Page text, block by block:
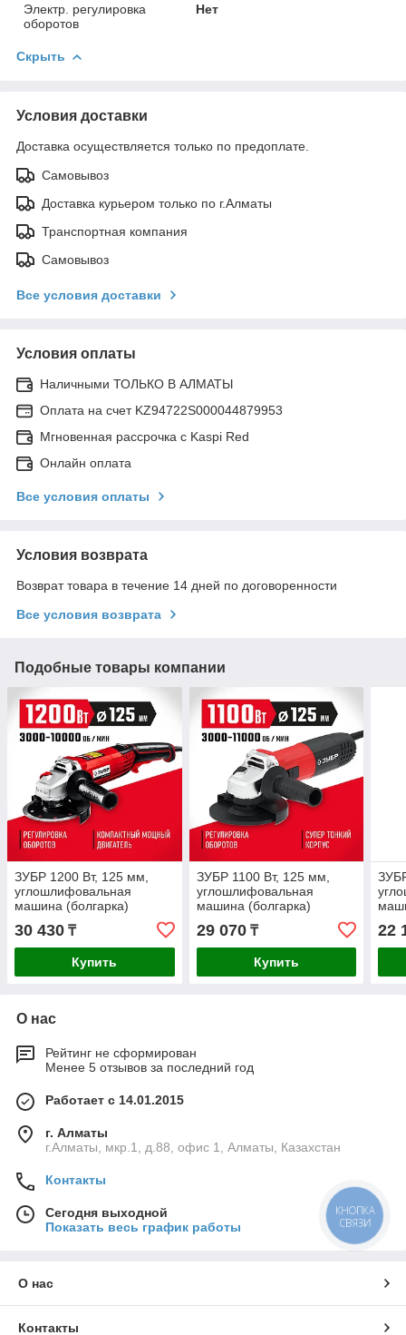
Электр. регулировка
оборотов
Нет
Скрыть
Условия доставки
Доставка осуществляется только по предоплате.
Самовывоз
Доставка курьером только по г.Алматы
Транспортная компания
Самовывоз
Все условия доставки
Условия оплаты
Наличными ТОЛЬКО В АЛМАТЫ
Оплата на счет KZ94722S000044879953
Мгновенная рассрочка с Kaspi Red
Онлайн оплата
Все условия оплаты
Условия возврата
Возврат товара в течение 14 дней по договоренности
Все условия возврата
Подобные товары компании
ЗУБР 1200 Вт, 125 мм,
углошлифовальная
машина (болгарка)
УШМ-125-1205 Э Мастер
30 430 ₸
Купить
ЗУБР 1100 Вт, 125 мм,
углошлифовальная
машина (болгарка)
УШМ-125-1105 ЭТ
29 070₸
Купить
22
О нас
Рейтинг не сформирован
Менее 5 отзывов за последний год
Работает с 14.01.2015
г. Алматы
г.Алматы, мкр.1, д.88, офис 1, Алматы, Казахстан
Контакты
Сегодня выходной
Показать весь график работы
О нас
Контакты
КНОПКА
СВЯЗИ